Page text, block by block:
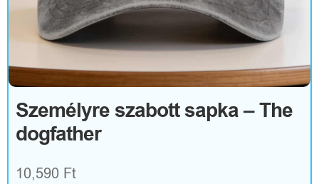
R
u
h
á
z
a
Személyre szabott sapka – The
dogfather
10,590 Ft